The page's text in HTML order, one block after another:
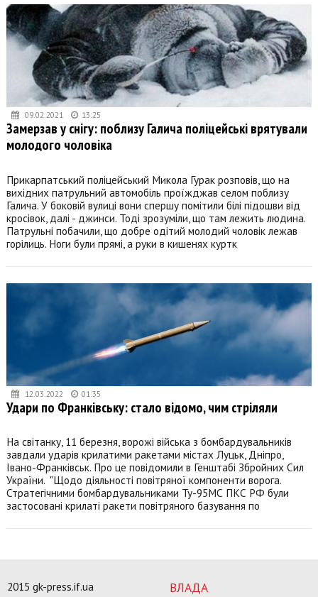
09.02.2021 13:25
Замерзав у снігу: поблизу Галича поліцейські врятували
молодого чоловіка
Прикарпатський поліцейський Микола Гурак розповів, що на
вихідних патрульний автомобіль проїжджав селом поблизу
Галича. У боковій вулиці вони спершу помітили білі підошви від
кросівок, далі - джинси. Тоді зрозуміли, що там лежить людина.
Патрульні побачили, що добре одітий молодий чоловік лежав
горілиць. Ноги були прямі, а руки в кишенях куртк
12.03.2022 01:35
Удари по Франківську: стало відомо, чим стріляли
На світанку, 11 березня, ворожі війська з бомбардувальників
завдали ударів крилатими ракетами містах Луцьк, Дніпро,
Івано-Франківськ. Про це повідомили в Генштабі Збройних Сил
України. "Щодо діяльності повітряної компоненти ворога.
Стратегічними бомбардувальниками Ту-95МС ПКС РФ були
застосовані крилаті ракети повітряного базування по
ВЛАДА
2015 gk-press.if.ua